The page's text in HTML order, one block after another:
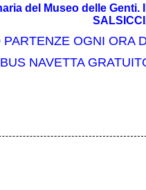
del Museo delle Genti.
OGNI ORA
NAVETTA